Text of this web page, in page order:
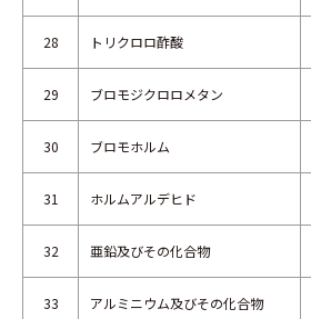
28 トリクロロ酢酸
29 ブロモジクロロメタン
30 ブロモホルム
31 ホルムアルデヒド
32 亜鉛及びその化合物
33 アルミニウム及びその化合物